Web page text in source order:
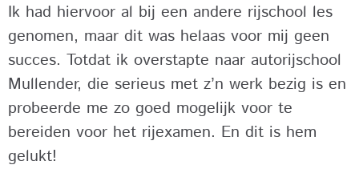
Ik had hiervoor al bij een andere rijschool les
genomen, maar dit was helaas voor mij geen
succes. Totdat ik overstapte naar autorijschool
Mullender, die serieus met z’n werk bezig is en
probeerde me zo goed mogelijk voor te
bereiden voor het rijexamen. En dit is hem
gelukt!